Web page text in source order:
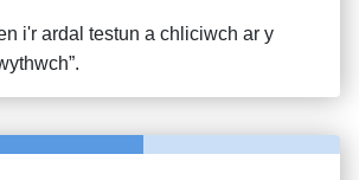
i'r ardal testun a chliciwch ar y